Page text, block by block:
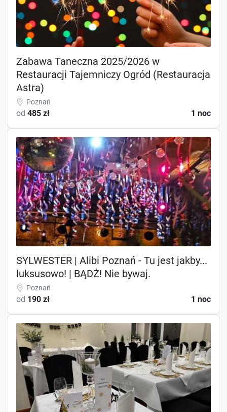
Zabawa Taneczna 2025/2026 w
Restauracji Tajemniczy Ogród (Restauracja
Astra)
Poznań
od 485 zł 1 noc
SYLWESTER | Alibi Poznań - Tu jest jakby...
luksusowo! | BĄDŻ! Nie bywaj.
Poznań
od 190 zł 1 noc